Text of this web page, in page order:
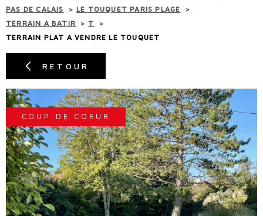
MAIL -
NOS
NOTRE
PAS DE CALAIS
LE TOUQUET PARIS PLAGE
TERRAIN A BATIR
T
TERRAIN PLAT A VENDRE LE TOUQUET
RETOUR
COUP DE COEUR
TYPE
DE
BUDGET
RECHERCHER